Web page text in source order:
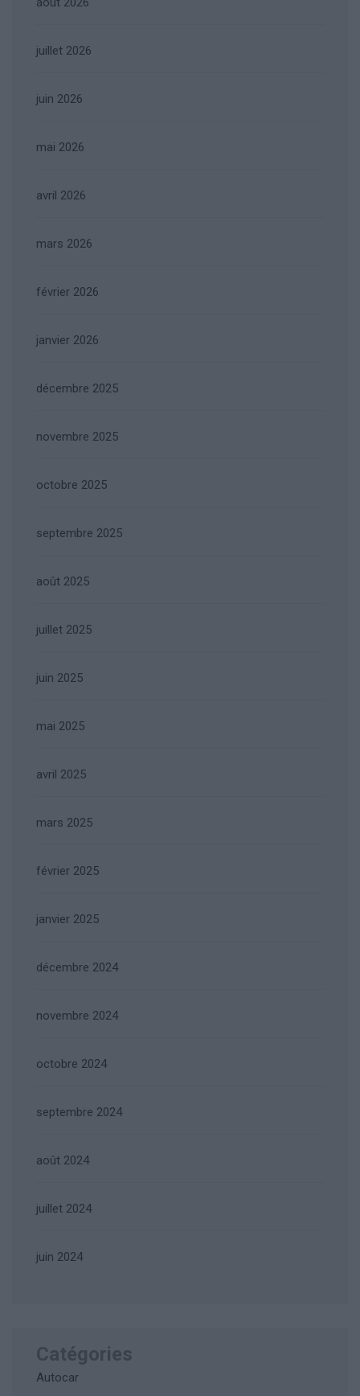
juillet 2026
juin 2026
mai 2026
avril 2026
mars 2026
février 2026
janvier 2026
décembre 2025
novembre 2025
octobre 2025
septembre 2025
août 2025
juillet 2025
juin 2025
mai 2025
avril 2025
mars 2025
février 2025
janvier 2025
décembre 2024
novembre 2024
octobre 2024
septembre 2024
août 2024
juillet 2024
juin 2024
Catégories
Autocar